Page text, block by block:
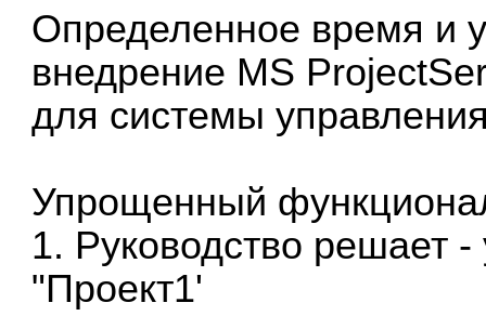
Определенное время и
внедрение MS
для системы
Упрощенный
1. Руководство решает -
"Проект1'